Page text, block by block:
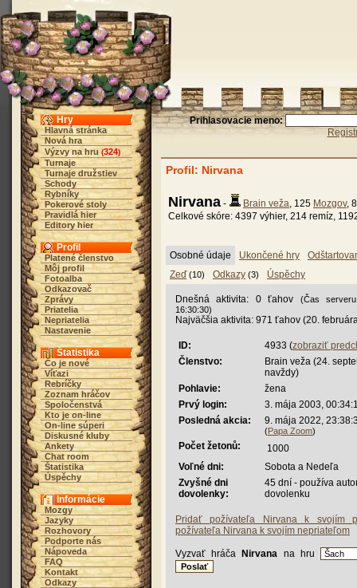
Hry
Hlavná stránka
Nová hra
Výzvy na hru (324)
Turnaje
Turnaje družstiev
Schody
Rybníky
Pokerové stoly
Pravidlá hier
Editory hier
Profil
Platené členstvo
Môj profil
Fotoalba
Odkazovač
Zprávy
Priatelia
Nepriatelia
Nastavenie
Štatistika
Čo je nové
Víťazi
Rebríčky
Zoznam hráčov
Spoločenstvá
Kto je on-line
On-line súperi
Diskusné kluby
Ankety
Chat room
Štatistika
Úspěchy
Informácie
Mozgy
Jazyky
Rozhovory
Podporte nás
Nápoveda
FAQ
Kontakt
Odkazy
Prihlasovacie meno:
Profil: Nirvana
Nirvana - Brain veža, 125 Mozgov,
Celkové skóre: 4397 výhier, 214 remíz,
Osobné údaje Ukončené hry
Zeď (10) Odkazy (3) Úspěchy
Dnešná aktivita: 0 ťahov
(Čas
16:30:30)
Najväčšia aktivita: 971 ťahov (20.
ID: 4933 (zobraziť
Členstvo:
Brain veža (24.
navždy)
Pohlavie:
žena
Prvý login:
3. mája 2003,
Posledná akcia:
9. mája 2022,
(Papa Zoom)
Počet žetonů:
1000
Voľné dni:
Sobota a Nedeľa
Zvyšné dni
dovolenky:
45 dní - používa
dovolenku
Pridať požívateľa Nirvana k svojím
požívateľa Nirvana k svojím nepriateľom
Vyzvať hráča Nirvana na hru